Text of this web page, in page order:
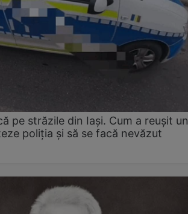
pe străzile din Iași. Cum a reușit un
poliția și să se facă nevăzut